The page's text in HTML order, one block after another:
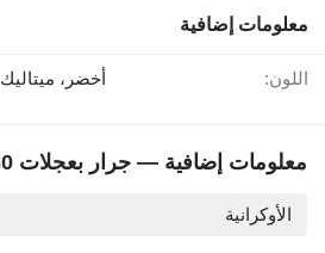
معلومات إضافية
اللون: أخضر، ميتاليك
معلومات إضافية — جرار بعجلات Claas Axion 930
الأوكرانية